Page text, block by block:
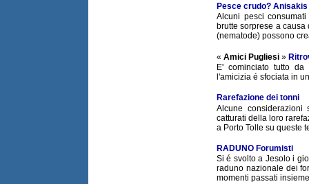
Pesce crudo? Anisakis
Alcuni pesci
brutte sorprese a
(nematode) possono
« Amici Pugliesi »
E' cominciato tutto
l'amicizia é sfociata in
Rarefazione dei tonni
Alcune
catturati della loro
a Porto Tolle su queste
RADUNO Forumisti
Si é svolto a Jesolo i
raduno nazionale dei
momenti passati